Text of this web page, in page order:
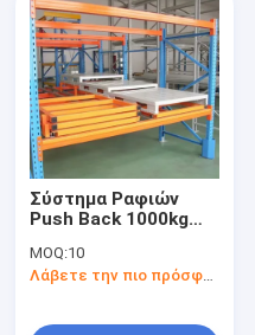
Σύστημα Ραφιών
Push Back 1000kg
Υψηλής Πυκνότητας
Press In Shelving
MOQ:10
Λάβετε την πιο πρόσφατη τιμή